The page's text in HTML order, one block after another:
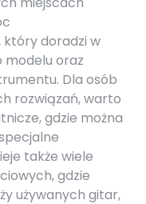
który doradzi w
modelu oraz
Dla osób
rozwiązań, warto
gdzie można
także wiele
gdzie
używanych gitar,